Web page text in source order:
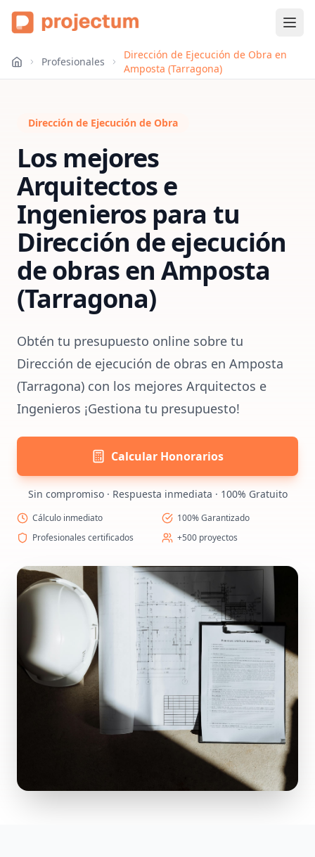
Profesionales
Dirección de Ejecución de Obra en
Amposta (Tarragona)
Dirección de Ejecución de Obra
Los mejores
Arquitectos e
Ingenieros para tu
Dirección de ejecución
de obrasenAmposta
(Tarragona)
Obtén tu presupuesto online sobre tu
Dirección de ejecución de obras en Amposta
(Tarragona) con los mejores Arquitectos e
Ingenieros ¡Gestiona tu presupuesto!
Calcular Honorarios
Sin compromiso · Respuesta inmediata · 100% Gratuito
Cálculo inmediato
100% Garantizado
Profesionales certificados
+500 proyectos